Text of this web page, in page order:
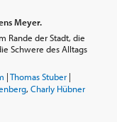
Meyer.
Rande der Stadt, die
Schwere des Alltags
|Thomas Stuber|
, Charly Hübner